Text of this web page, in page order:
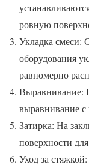
ровную
Укладка смеси:
оборудования
равномерно
Выравнивание:
выравнивание
Затирка: На
поверхности
Уход за